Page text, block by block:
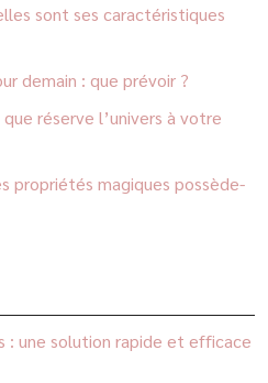
sont ses caractéristiques
demain : que prévoir ?
réserve l’univers à votre
propriétés magiques possède-
: une solution rapide et efficace